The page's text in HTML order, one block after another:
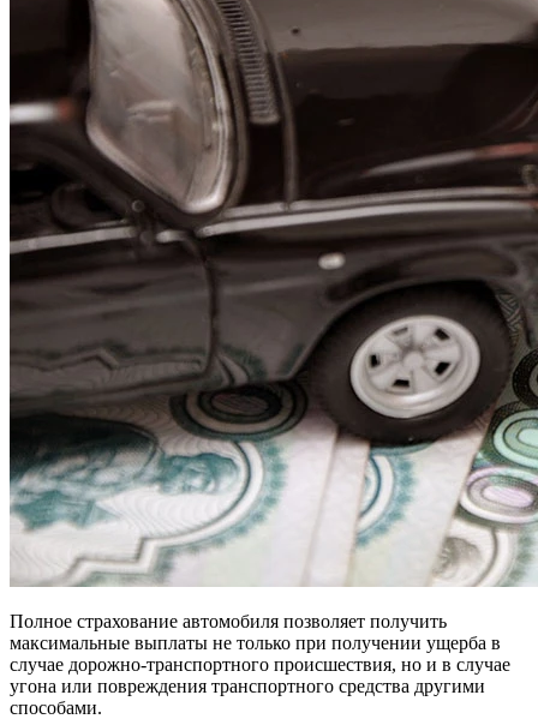
Полное страхование автомобиля позволяет получить
максимальные выплаты не только при получении ущерба в
случае дорожно-транспортного происшествия, но и в случае
угона или повреждения транспортного средства другими
способами.